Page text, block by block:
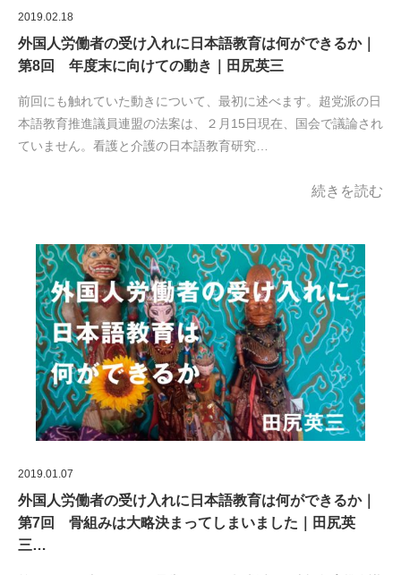
2019.02.18
外国人労働者の受け入れに日本語教育は何ができるか｜
第8回 年度末に向けての動き｜田尻英三
前回にも触れていた動きについて、最初に述べます。超党派の日
本語教育推進議員連盟の法案は、２月15日現在、国会で議論され
ていません。看護と介護の日本語教育研究…
続きを読む
2019.01.07
外国人労働者の受け入れに日本語教育は何ができるか｜
第7回 骨組みは大略決まってしまいました｜田尻英
三…